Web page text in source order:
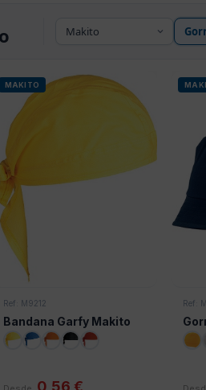
MAKITO
Ref: M9212
Bandana Garfy Makito
0,56 €
Ref: